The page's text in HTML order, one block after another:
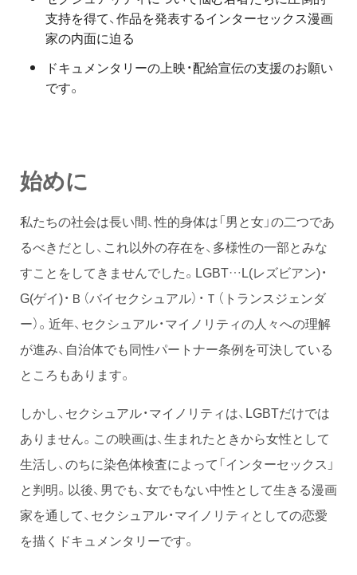
支持を得て、作品を発表するインターセックス漫画
家の内面に迫る
ドキュメンタリーの上映・配給宣伝の支援のお願い
です。
始めに
私たちの社会は長い間、性的身体は「男と女」の二つであ
るべきだとし、これ以外の存在を、多様性の一部とみな
すことをしてきませんでした。LGBT…L(レズビアン)・
G(ゲイ)・Ｂ（バイセクシュアル）・Ｔ（トランスジェンダ
ー）。近年、セクシュアル・マイノリティの人々への理解
が進み、自治体でも同性パートナー条例を可決している
ところもあります。
しかし、セクシュアル・マイノリティは、LGBTだけでは
ありません。この映画は、生まれたときから女性として
生活し、のちに染色体検査によって「インターセックス」
と判明。以後、男でも、女でもない中性として生きる漫画
家を通して、セクシュアル・マイノリティとしての恋愛
を描くドキュメンタリーです。